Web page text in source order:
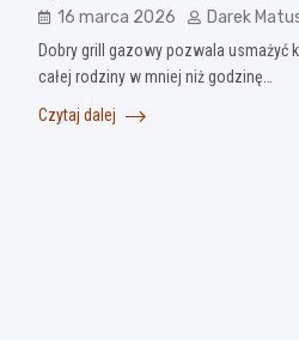
16 marca 2026 Darek
Dobry grill gazowy pozwala usmażyć
całej rodziny w mniej niż godzinę…
Czytaj dalej